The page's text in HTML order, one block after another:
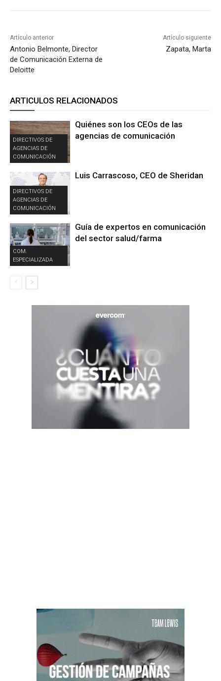
Artículo anterior
Antonio Belmonte, Director
de Comunicación Externa de
Deloitte
Artículo siguiente
Zapata, Marta
ARTICULOS RELACIONADOS
DIRECTIVOS DE
AGENCIAS DE
COMUNICACIÓN
Quiénes son los CEOs de las
agencias de comunicación
DIRECTIVOS DE
AGENCIAS DE
COMUNICACIÓN
Luis Carrascoso, CEO de Sheridan
COM.
ESPECIALIZADA
Guía de expertos en comunicación
del sector salud/farma